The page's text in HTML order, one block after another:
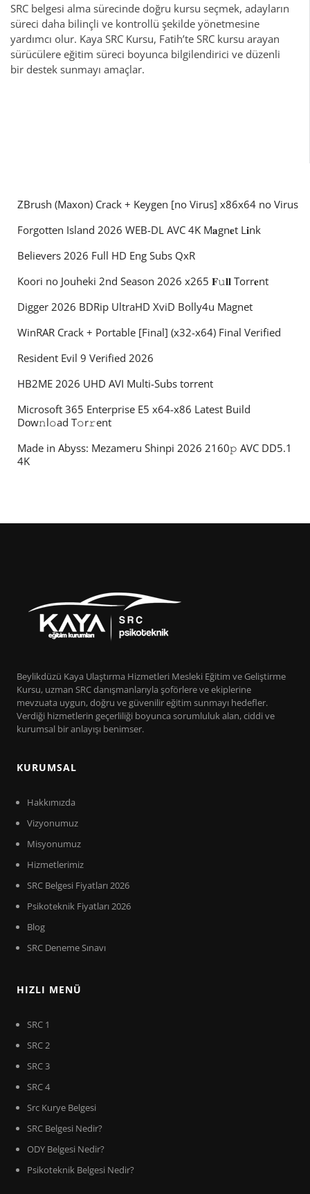
SRC belgesi alma sürecinde doğru kursu seçmek, adayların
süreci daha bilinçli ve kontrollü şekilde yönetmesine
yardımcı olur. Kaya SRC Kursu, Fatih’te SRC kursu arayan
sürücülere eğitim süreci boyunca bilgilendirici ve düzenli
bir destek sunmayı amaçlar.
ZBrush (Maxon) Crack + Keygen [no Virus] x86x64 no Virus
Forgotten Island 2026 WEB-DL AVC 4K M𝐚gn𝐞t L𝐢nk
Believers 2026 Full HD Eng Subs QxR
Koori no Jouheki 2nd Season 2026 x265 𝐅𝚞𝐥𝐥 Torr𝐞nt
Digger 2026 BDRip UltraHD XviD Bolly4u Magnet
WinRAR Crack + Portable [Final] (x32-x64) Final Verified
Resident Evil 9 Verified 2026
HB2ME 2026 UHD AVI Multi-Subs torrent
Microsoft 365 Enterprise E5 x64-x86 Latest Build
Dоw𝚗l𝚘ad T𝚘r𝚛ent
Made in Abyss: Mezameru Shinpi 2026 2160𝚙 AVC DD5.1
4K
Beylikdüzü Kaya Ulaştırma Hizmetleri Mesleki Eğitim ve Geliştirme
Kursu, uzman SRC danışmanlarıyla şoförlere ve ekiplerine
mevzuata uygun, doğru ve güvenilir eğitim sunmayı hedefler.
Verdiği hizmetlerin geçerliliği boyunca sorumluluk alan, ciddi ve
kurumsal bir anlayışı benimser.
KURUMSAL
Hakkımızda
Vizyonumuz
Misyonumuz
Hizmetlerimiz
SRC Belgesi Fiyatları 2026
Psikoteknik Fiyatları 2026
Blog
SRC Deneme Sınavı
HIZLI MENÜ
SRC 1
SRC 2
SRC 3
SRC 4
Src Kurye Belgesi
SRC Belgesi Nedir?
ODY Belgesi Nedir?
Psikoteknik Belgesi Nedir?